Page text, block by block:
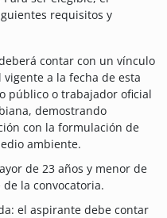
requisitos y
contar con un vínculo
a la fecha de esta
público o trabajador oficial
demostrando
con la formulación de
ambiente.
de 23 años y menor de
la convocatoria.
el aspirante debe contar